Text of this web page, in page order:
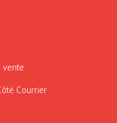
vente
Courrier